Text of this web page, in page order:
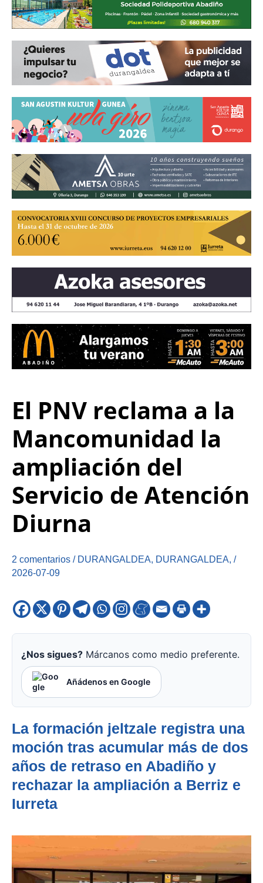
El PNV reclama a la
Mancomunidad la
ampliación del
Servicio de Atención
Diurna
2 comentarios / DURANGALDEA, DURANGALDEA, /
2026-07-09
¿Nos sigues? Márcanos como medio preferente.
Añádenos en Google
La formación jeltzale registra una
moción tras acumular más de dos
años de retraso en Abadiño y
rechazar la ampliación a Berriz e
Iurreta